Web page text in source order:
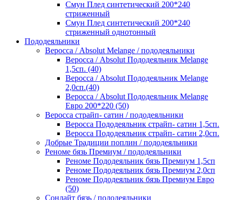
Смун Плед синтетический 200*240
стриженный
Смун Плед синтетический 200*240
стриженный однотонный
Пододеяльники
Веросса / Absolut Melange / пододеяльники
Веросса / Absolut Пододеяльник Melange
1,5сп. (40)
Веросса / Absolut Пододеяльник Melange
2,0сп.(40)
Веросса / Absolut Пододеяльник Melange
Евро 200*220 (50)
Веросса страйп- сатин / пододеяльники
Веросса Пододеяльник страйп- сатин 1,5сп.
Веросса Пододеяльник страйп- сатин 2,0сп.
Добрые Традиции поплин / пододеяльники
Реноме бязь Премиум / пододеяльники
Реноме Пододеяльник бязь Премиум 1,5сп
Реноме Пододеяльник бязь Премиум 2,0сп
Реноме Пододеяльник бязь Премиум Евро
(50)
Сонлайт бязь / пододеяльники